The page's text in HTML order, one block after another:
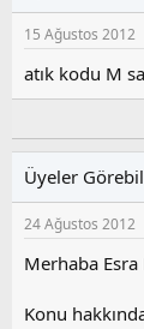
15 Ağustos 2012
atık kodu M
Üyeler
24 Ağustos 2012
Merhaba Esra
Konu